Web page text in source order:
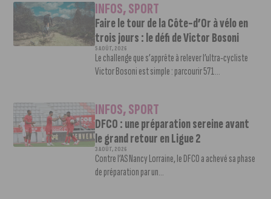
INFOS,SPORT
Faire le tour de la Côte-d’Or à vélo en
trois jours : le défi de Victor Bosoni
5 AOÛT, 2026
Le challenge que s’apprête à relever l’ultra-cycliste
Victor Bosoni est simple : parcourir 571...
INFOS,SPORT
DFCO : une préparation sereine avant
le grand retour en Ligue 2
3 AOÛT, 2026
Contre l’AS Nancy Lorraine, le DFCO a achevé sa phase
de préparation par un...